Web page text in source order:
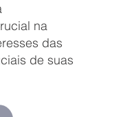
na
das
de suas